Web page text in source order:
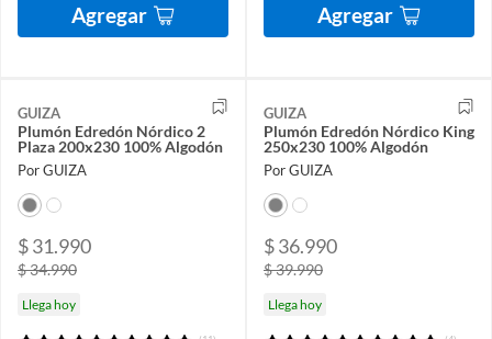
Agregar Agregar
GUIZA
Plumón Edredón Nórdico 2
Plaza 200x230 100% Algodón
Por GUIZA
$ 31.990
$ 34.990
Llega hoy
GUIZA
Plumón Edredón Nórdico King
250x230 100% Algodón
Por GUIZA
$ 36.990
$ 39.990
Llega hoy